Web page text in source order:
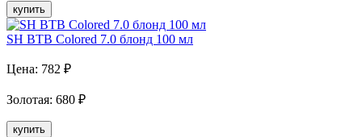
купить
SH BTB Colored 7.0 блонд 100 мл
Цена: 782 ₽
Золотая: 680 ₽
купить